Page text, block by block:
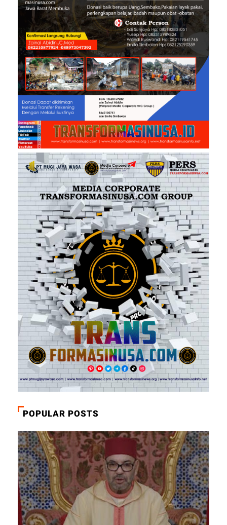
POPULAR POSTS